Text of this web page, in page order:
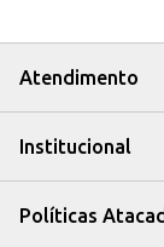
Atendimento
Institucional
Políticas